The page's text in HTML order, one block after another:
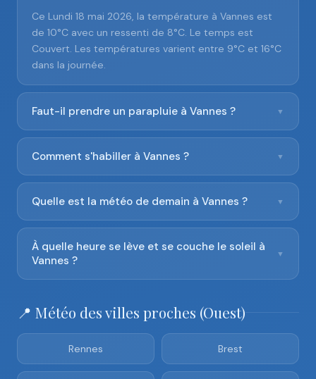
Ce Lundi 18 mai 2026, la température à Vannes est
de 10°C avec un ressenti de 8°C. Le temps est
Couvert. Les températures varient entre 9°C et 16°C
dans la journée.
Faut-il prendre un parapluie à Vannes ? ▼
Comment s'habiller à Vannes ? ▼
Quelle est la météo de demain à Vannes ? ▼
À quelle heure se lève et se couche le soleil à
Vannes ?
▼
📍 Météo des villes proches (Ouest)
Rennes Brest